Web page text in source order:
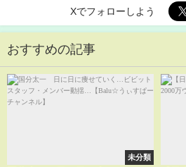
Xでフォローしよう
おすすめの記事
未分類